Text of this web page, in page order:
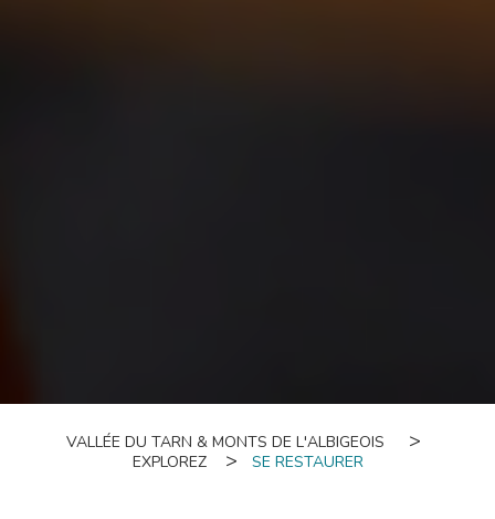
VALLÉE DU TARN & MONTS DE L'ALBIGEOIS
EXPLOREZ
SE RESTAURER